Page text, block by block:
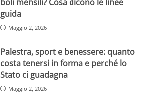
boli mensili? Cosa dicono le linee
guida
Maggio 2, 2026
Palestra, sport e benessere: quanto
costa tenersi in forma e perché lo
Stato ci guadagna
Maggio 2, 2026